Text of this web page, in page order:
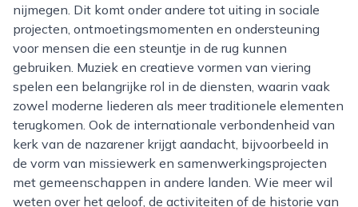
nijmegen. Dit komt onder andere tot uiting in sociale
projecten, ontmoetingsmomenten en ondersteuning
voor mensen die een steuntje in de rug kunnen
gebruiken. Muziek en creatieve vormen van viering
spelen een belangrijke rol in de diensten, waarin vaak
zowel moderne liederen als meer traditionele elementen
terugkomen. Ook de internationale verbondenheid van
kerk van de nazarener krijgt aandacht, bijvoorbeeld in
de vorm van missiewerk en samenwerkingsprojecten
met gemeenschappen in andere landen. Wie meer wil
weten over het geloof, de activiteiten of de historie van